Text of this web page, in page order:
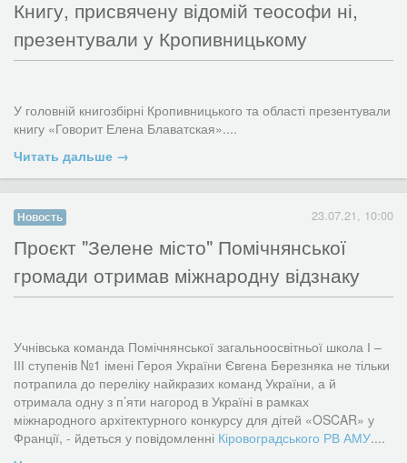
Про ВІЛ-позитивний статус Наталя дізналася у шістдесят.
Запустила городи, домашнє господарство і забула тоді
Читать дальше →
У Кропивницькому влада розпочала роботу над концепцією
"Смарт Сіті у Кропивницькому. Як зробити наше місто
розумним?", організованому Асоціацією Політичних Наук та
«Радою Експертів», яке відбулося 15 липня, в приміщенні
Громадського офісу...
​Книгу, присвячену відомій теософи ні,
презентували у Кропивницькому
Читать дальше →
Новость 23.07.21, 10:00
​Проєкт "Зелене місто" Помічнянської
громади отримав міжнародну відзнаку